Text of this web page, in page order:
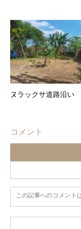
ヌラックサ道路沿い
コメント
この記事へのコメント